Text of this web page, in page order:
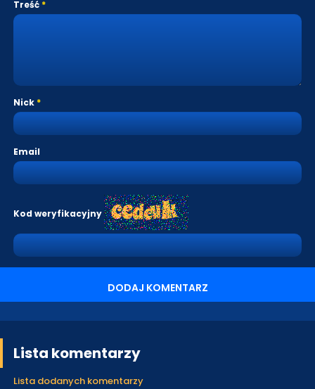
Treść
Nick
Email
Kod weryfikacyjny
DODAJ KOMENTARZ
Lista komentarzy
Lista dodanych komentarzy